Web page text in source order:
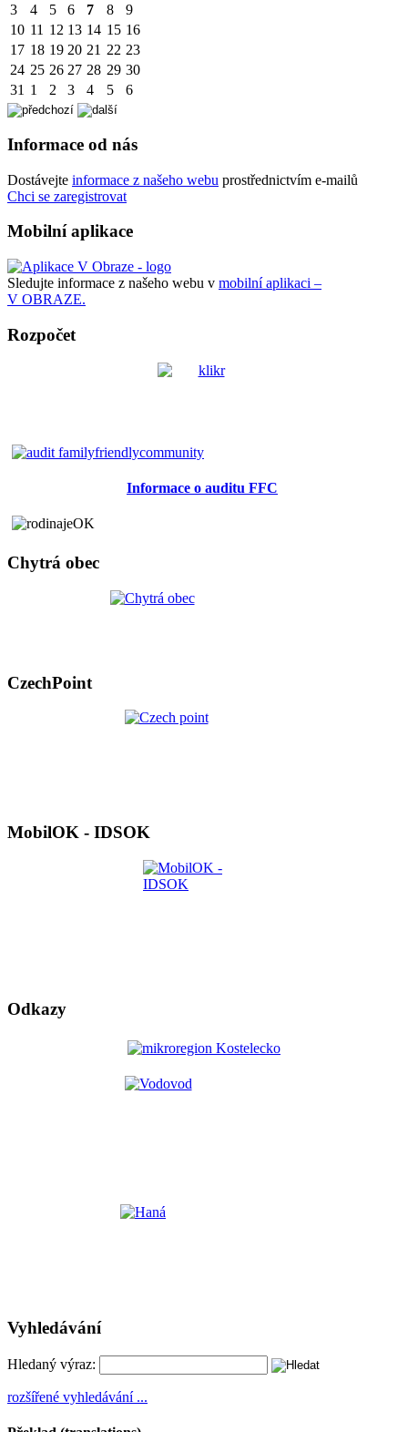
3
4 5 6 7 8
9
10 11 12 13 14 15 16
17 18 19 20 21 22 23
24 25 26 27 28 29 30
31 1 2 3 4 5 6
Informace od nás
Dostávejte informace z našeho webu prostřednictvím e-mailů
Chci se zaregistrovat
Mobilní aplikace
Sledujte informace z našeho webu v mobilní aplikaci –
V OBRAZE.
Rozpočet
Informace o auditu FFC
Chytrá obec
CzechPoint
MobilOK - IDSOK
Odkazy
Vyhledávání
Hledaný výraz:
rozšířené vyhledávání ...